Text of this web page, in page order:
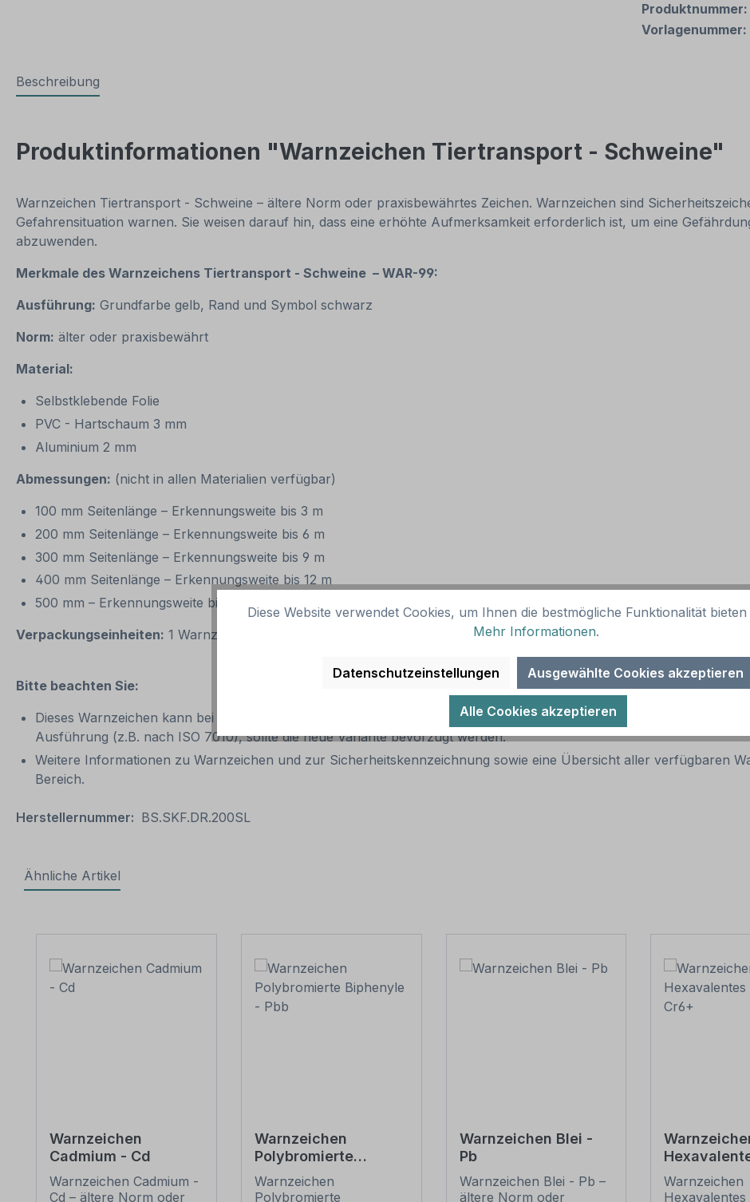
Produktnummer:
Vorlagenummer:
Beschreibung
Produktinformationen "Warnzeichen Tiertransport - Schweine"
Warnzeichen Tiertransport - Schweine – ältere Norm oder praxisbewährtes Zeichen. Warnzeichen sind
Gefahrensituation warnen. Sie weisen darauf hin, dass eine erhöhte Aufmerksamkeit erforderlich ist, um eine
abzuwenden.
Merkmale des Warnzeichens Tiertransport - Schweine – WAR-99:
Ausführung: Grundfarbe gelb, Rand und Symbol schwarz
Norm: älter oder praxisbewährt
Material:
Selbstklebende Folie
PVC - Hartschaum 3 mm
Aluminium 2 mm
Abmessungen: (nicht in allen Materialien verfügbar)
100 mm Seitenlänge – Erkennungsweite bis 3 m
200 mm Seitenlänge – Erkennungsweite bis 6 m
300 mm Seitenlänge – Erkennungsweite bis 9 m
400 mm Seitenlänge – Erkennungsweite bis 12 m
500 mm – Erkennungsweite bis 15 m
Verpackungseinheiten: 1 Warnzeichen oder 1 Satz bei entsprechender Kennzeichnung
Bitte beachten Sie:
Dieses Warnzeichen kann bei Nach- und Neubeschilderungen in Betrieben und anderen Orten verwendet werden.
Ausführung (z.B. nach ISO 7010), sollte die neue Variante bevorzugt werden.
Weitere Informationen zu Warnzeichen und zur Sicherheitskennzeichnung sowie eine Übersicht aller verfügbaren
Bereich.
Herstellernummer: BS.SKF.DR.200SL
Ähnliche Artikel
Warnzeichen
Cadmium - Cd
Warnzeichen Cadmium -
Cd – ältere Norm oder
Warnzeichen
Polybromierte
Biphenyle - Pbb
Warnzeichen
Polybromierte
Warnzeichen Blei -
Pb
Warnzeichen Blei - Pb –
ältere Norm oder
- Cr6+
Warnzeichen
Diese Website verwendet Cookies, um Ihnen die bestmögliche Funktionalität
Mehr Informationen.
Datenschutzeinstellungen Ausgewählte Cookies akzeptieren
Alle Cookies akzeptieren